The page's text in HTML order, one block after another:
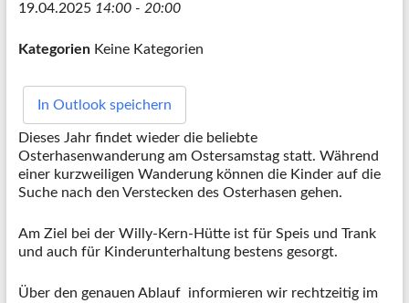
19.04.2025 14:00 - 20:00
KategorienKeine Kategorien
In Outlook speichern
Dieses Jahr findet wieder die beliebte
Osterhasenwanderung am Ostersamstag statt. Während
einer kurzweiligen Wanderung können die Kinder auf die
Suche nach den Verstecken des Osterhasen gehen.
Am Ziel bei der Willy-Kern-Hütte ist für Speis und Trank
und auch für Kinderunterhaltung bestens gesorgt.
Über den genauen Ablauf informieren wir rechtzeitig im